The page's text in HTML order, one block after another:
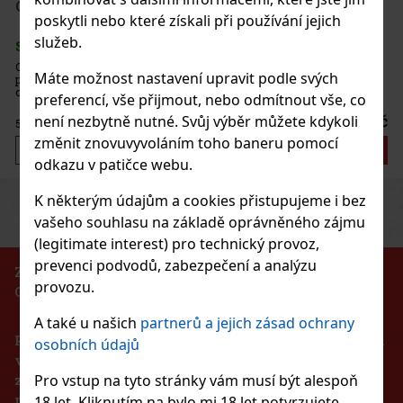
poskytli nebo které získali při používání jejich
služeb.
Máte možnost nastavení upravit podle svých
preferencí, vše přijmout, nebo odmítnout vše, co
není nezbytně nutné. Svůj výběr můžete kdykoli
změnit znovuvyvoláním toho baneru pomocí
odkazu v patičce webu.
K některým údajům a cookies přistupujeme i bez
vašeho souhlasu na základě oprávněného zájmu
(legitimate interest) pro technický provoz,
prevenci podvodů, zabezpečení a analýzu
provozu.
A také u našich partnerů a jejich zásad ochrany
osobních údajů
Pro vstup na tyto stránky vám musí být alespoň
Do košíku
Novinka
65g
dóza 64 g
bez cukru s intenzivní mátovou
svěžest dechu. Praktická
víčkem je ideální do auta,
budete mít žvýkačky vždy po ruce. Žvý
57 Kč
Do košíku
Sleva: 43%
Akce
PreviousNext
ZÁKAZ PRODEJE ALKOHOLICKÝCH NÁPOJŮ
OSOBÁM MLADŠÍM 18 LET!!!
Podle zákona o evidenci tržeb je prodávající povinen
vystavit kupujícímu účtenku. Zároveň je povinen
zaevidovat přijatou tržbu u správce daně online v